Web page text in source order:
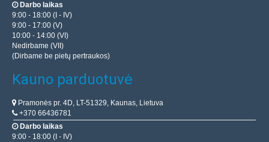
Darbo laikas
9:00 - 18:00 (I - IV)
9:00 - 17:00 (V)
10:00 - 14:00 (VI)
Nedirbame (VII)
(Dirbame be pietų pertraukos)
Kauno parduotuvė
Pramonės pr. 4D, LT-51329, Kaunas, Lietuva
+370 66436781
Darbo laikas
9:00 - 18:00 (I - IV)